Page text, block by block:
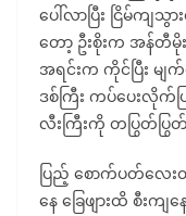
ပေါ်လာပြီး ငြိမ်ကျ
တော့ ဦးစိုးက အန်တီမို
အရင်းက ကိုင်ပြီး မျ
ဒစ်ကြီး ကပ်ပေးလိုက်ပ
လီးကြီးကို တပြွတ်ပြွ
ပြည့် စောက်ပတ်လေ
နေ ခြေဖျားထိ စီးက